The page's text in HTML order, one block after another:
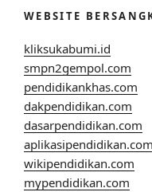
WEBSITE
kliksukabumi.id
smpn2gempol.com
pendidikankhas.com
dakpendidikan.com
dasarpendidikan.com
aplikasipendidikan.com
wikipendidikan.com
mypendidikan.com